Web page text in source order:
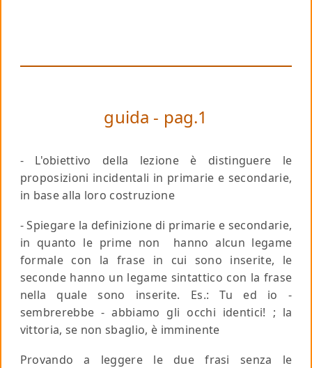
guida - pag.1
- L'obiettivo della lezione è distinguere le
proposizioni incidentali in primarie e secondarie,
in base alla loro costruzione
- Spiegare la definizione di primarie e secondarie,
in quanto le prime non hanno alcun legame
formale con la frase in cui sono inserite, le
seconde hanno un legame sintattico con la frase
nella quale sono inserite. Es.: Tu ed io -
sembrerebbe - abbiamo gli occhi identici! ; la
vittoria, se non sbaglio, è imminente
Provando a leggere le due frasi senza le